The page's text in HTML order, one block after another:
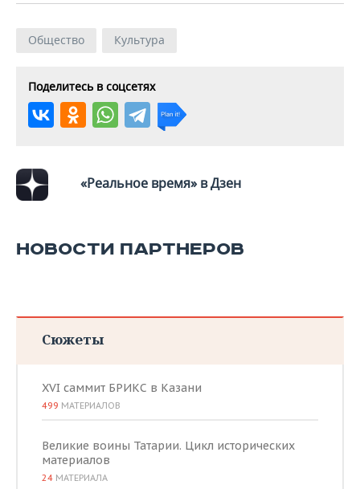
КИБЕРСПОРТ
ВОДНЫЕ ВИДЫ СПОРТА
КУЛЬТУРА
ОБРАЗОВАНИЕ
СПИСОК КОМПАНИЙ
Общество Культура
Поделитесь в соцсетях
«Реальное время» в Дзен
НОВОСТИ ПАРТНЕРОВ
Сюжеты
XVI саммит БРИКС в Казани
499 МАТЕРИАЛОВ
Великие воины Татарии. Цикл исторических
материалов
24 МАТЕРИАЛА